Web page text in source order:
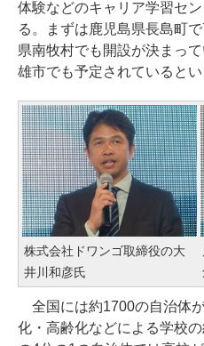
体験などのキャリア学習セ
る。まずは鹿児島県長島町
県南牧村でも開設が決まっ
雄市でも予定されているとい
株式会社ドワンゴ取締役の大
井川和彦氏
全国には約1700の自治体
化・高齢化などによる学校